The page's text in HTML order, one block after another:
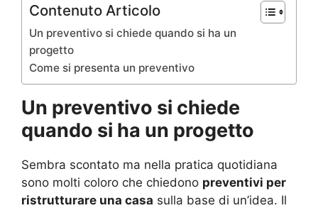
Contenuto Articolo
Un preventivo si chiede quando si ha un
progetto
Come si presenta un preventivo
Un preventivo si chiede
quando si ha un progetto
Sembra scontato ma nella pratica quotidiana
sono molti coloro che chiedono preventivi per
ristrutturare una casa sulla base di un’idea. Il